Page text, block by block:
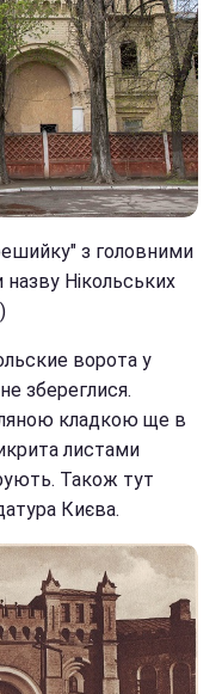
з головними
Нікольських
ворота у
збереглися.
кладкою ще в
листами
Також тут
Києва.